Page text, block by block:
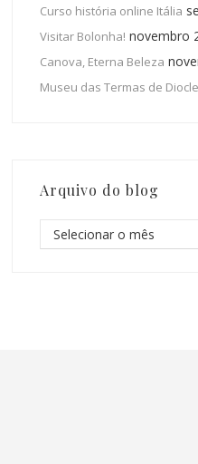
Curso história online Itália
Visitar Bolonha! novembro
Canova, Eterna Beleza
Museu das Termas de
Arquivo do blog